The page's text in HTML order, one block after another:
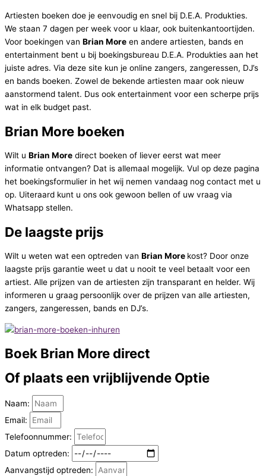
Artiesten boeken doe je eenvoudig en snel bij D.E.A. Produkties.
We staan 7 dagen per week voor u klaar, ook buitenkantoortijden.
Voor boekingen van Brian More en andere artiesten, bands en
entertainment bent u bij boekingsbureau D.E.A. Produkties aan het
juiste adres. Via deze site kun je online zangers, zangeressen, DJ’s
en bands boeken. Zowel de bekende artiesten maar ook nieuw
aanstormend talent. Dus ook entertainment voor een scherpe prijs
wat in elk budget past.
Brian More boeken
Wilt u Brian More direct boeken of liever eerst wat meer
informatie ontvangen? Dat is allemaal mogelijk. Vul op deze pagina
het boekingsformulier in het wij nemen vandaag nog contact met u
op. Uiteraard kunt u ons ook gewoon bellen of uw vraag via
Whatsapp stellen.
De laagste prijs
Wilt u weten wat een optreden van Brian More kost? Door onze
laagste prijs garantie weet u dat u nooit te veel betaalt voor een
artiest. Alle prijzen van de artiesten zijn transparant en helder. Wij
informeren u graag persoonlijk over de prijzen van alle artiesten,
zangers, zangeressen, bands en DJ’s.
Boek Brian More direct
Of plaats een vrijblijvende Optie
Naam:
Email:
Telefoonnummer:
Datum optreden:
Aanvangstijd optreden: